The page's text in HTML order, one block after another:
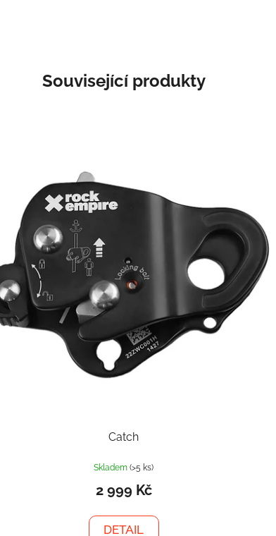
Související produkty
Catch
Skladem(>5 ks)
2 999 Kč
DETAIL